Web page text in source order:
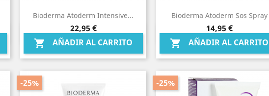
Bioderma Atoderm Intensive...
Precio
22,95 €
 AÑADIR AL CARRITO
Vista rápida
Bioderma Atoderm Sos Spray
Precio
14,95 €
 AÑADIR AL CARRITO
Vista rápida
-25% -25%